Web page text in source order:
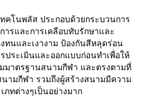
คโนพลัส ประกอบด้วยกระบวนการ
รและการเคลือบทับรักษาและ
ทนและเงางาม ป้องกันสีหลุดร่อน
ระเมินและออกแบบก่อนทำเพื่อให้
มาตรฐานสนามกีฬา และตรงตามที่
ามกีฬา รวมถึงผู้สร้างสนามมีความ
ทต่างๆเป็นอย่างมาก